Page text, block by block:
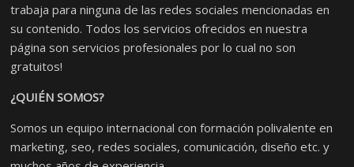
trabaja para ninguna de las redes sociales mencionadas en
su contenido. Todos los servicios ofrecidos en nuestra
página son servicios profesionales por lo cual no son
gratuitos!
¿QUIÉN SOMOS?
Somos un equipo internacional con formación polivalente en
marketing, seo, redes sociales, comunicación, diseño etc. y